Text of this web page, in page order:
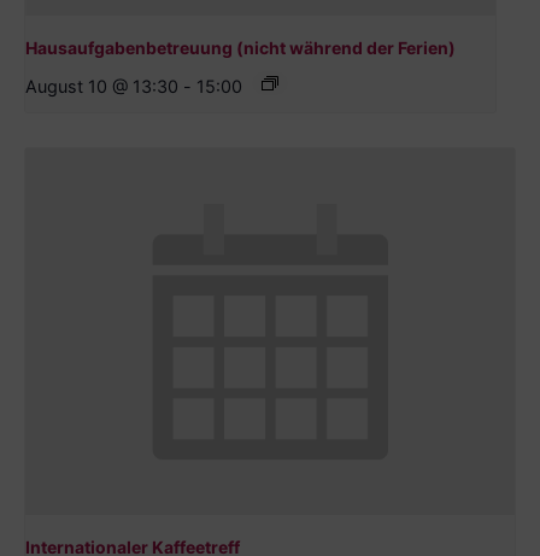
Hausaufgabenbetreuung (nicht während der Ferien)
August 10 @ 13:30 - 15:00
Internationaler Kaffeetreff